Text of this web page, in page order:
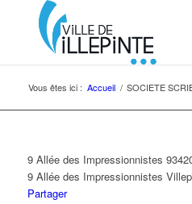
Vous êtes ici : Accueil / SOCIETE
9 Allée des Impressionnistes
9 Allée des Impressionnistes
Partager